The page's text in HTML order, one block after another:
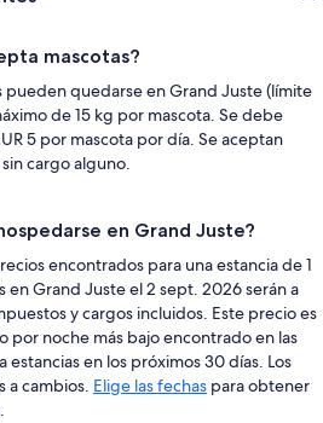
mascotas?
pueden quedarse en Grand Juste (límite
de 15 kg por mascota. Se debe
5 por mascota por día. Se aceptan
cargo alguno.
en Grand Juste?
encontrados para una estancia de 1
en Grand Juste el 2 sept. 2026 serán a
y cargos incluidos. Este precio es
por noche más bajo encontrado en las
estancias en los próximos 30 días. Los
a cambios. Elige las fechas para obtener